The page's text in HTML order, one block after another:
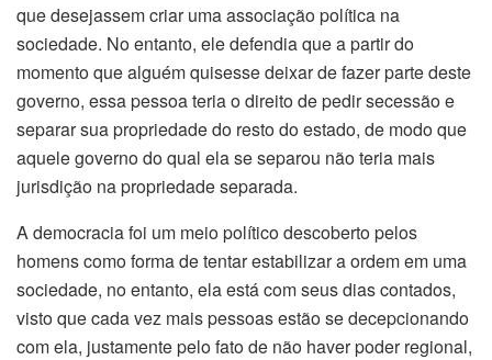
que desejassem criar uma associação política na
sociedade. No entanto, ele defendia que a partir do
momento que alguém quisesse deixar de fazer parte deste
governo, essa pessoa teria o direito de pedir secessão e
separar sua propriedade do resto do estado, de modo que
aquele governo do qual ela se separou não teria mais
jurisdição na propriedade separada.
A democracia foi um meio político descoberto pelos
homens como forma de tentar estabilizar a ordem em uma
sociedade, no entanto, ela está com seus dias contados,
visto que cada vez mais pessoas estão se decepcionando
com ela, justamente pelo fato de não haver poder regional,